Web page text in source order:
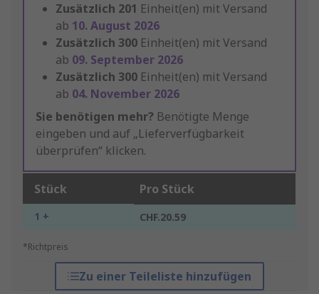
Zusätzlich 201 Einheit(en) mit Versand
ab 10. August 2026
Zusätzlich 300 Einheit(en) mit Versand
ab 09. September 2026
Zusätzlich 300 Einheit(en) mit Versand
ab 04. November 2026
Sie benötigen mehr? Benötigte Menge
eingeben und auf „Lieferverfügbarkeit
überprüfen“ klicken.
Stück Pro Stück
1 + CHF.20.59
*Richtpreis
Zu einer Teileliste hinzufügen